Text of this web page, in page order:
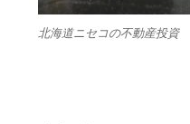
北海道ニセコの不動産投資